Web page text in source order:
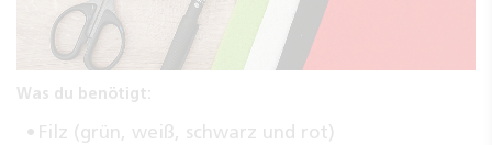
Was du benötigt:
Filz (grün, weiß, schwarz und rot)